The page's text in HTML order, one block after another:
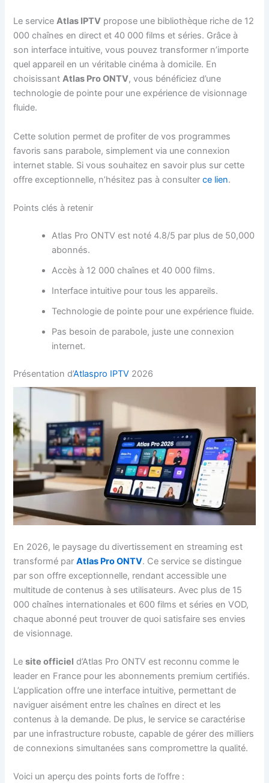
Le serviceAtlas IPTV propose une bibliothèque riche de 12
000 chaînes en direct et 40 000 films et séries. Grâce à
son interface intuitive, vous pouvez transformer n’importe
quel appareil en un véritable cinéma à domicile. En
choisissantAtlas Pro ONTV, vous bénéficiez d’une
technologie de pointe pour une expérience de visionnage
fluide.
Cette solution permet de profiter de vos programmes
favoris sans parabole, simplement via une connexion
internet stable. Si vous souhaitez en savoir plus sur cette
offre exceptionnelle, n’hésitez pas à consulterce lien.
Points clés à retenir
Atlas Pro ONTV est noté 4.8/5 par plus de 50,000
abonnés.
Accès à 12 000 chaînes et 40 000 films.
Interface intuitive pour tous les appareils.
Technologie de pointe pour une expérience fluide.
Pas besoin de parabole, juste une connexion
internet.
Présentation d’Atlaspro IPTV 2026
En 2026, le paysage du divertissement en streaming est
transformé parAtlas Pro ONTV. Ce service se distingue
par son offre exceptionnelle, rendant accessible une
multitude de contenus à ses utilisateurs. Avec plus de 15
000 chaînes internationales et 600 films et séries en VOD,
chaque abonné peut trouver de quoi satisfaire ses envies
de visionnage.
Lesite officiel d’Atlas Pro ONTV est reconnu comme le
leader en France pour les abonnements premium certifiés.
L’application offre une interface intuitive, permettant de
naviguer aisément entre les chaînes en direct et les
contenus à la demande. De plus, le service se caractérise
par une infrastructure robuste, capable de gérer des milliers
de connexions simultanées sans compromettre la qualité.
Voici un aperçu des points forts de l’offre :